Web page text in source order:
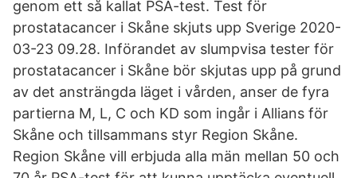
genom ett så kallat PSA-test. Test för
prostatacancer i Skåne skjuts upp Sverige 2020-
03-23 09.28. Införandet av slumpvisa tester för
prostatacancer i Skåne bör skjutas upp på grund
av det ansträngda läget i vården, anser de fyra
partierna M, L, C och KD som ingår i Allians för
Skåne och tillsammans styr Region Skåne.
Region Skåne vill erbjuda alla män mellan 50 och